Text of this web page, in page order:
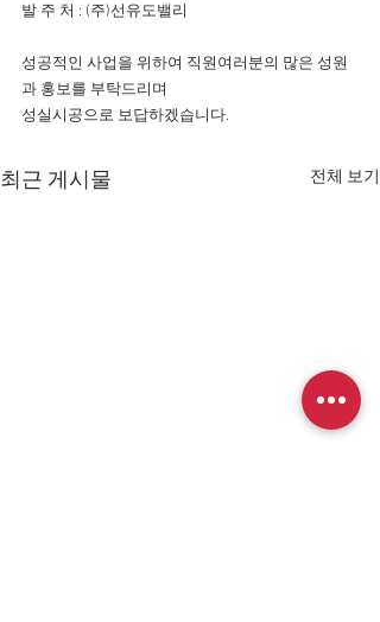
발 주 처 : (주)선유도밸리
성공적인 사업을 위하여 직원여러분의 많은 성원
과 홍보를 부탁드리며
성실시공으로 보답하겠습니다.
최근 게시물 전체 보기